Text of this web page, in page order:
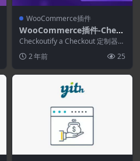
WooCommerce插件
WooCommerce插件-Check
outify 1.0.10–WooComme
rce Funnels 结帐定制器
Checkoutify a Checkout 定制器可
2 年前 25